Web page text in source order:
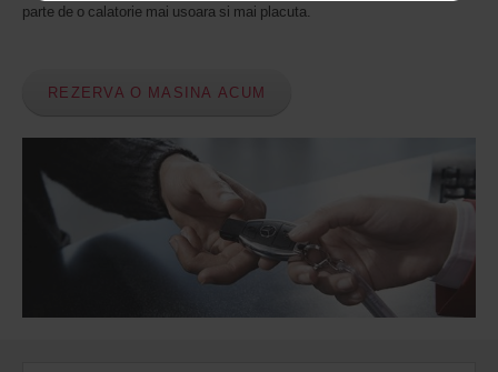
parte de o calatorie mai usoara si mai placuta.
REZERVA O MASINA ACUM